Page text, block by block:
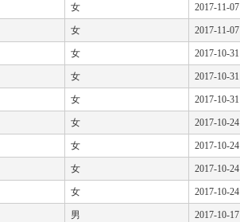
女 2017-11-07
女 2017-11-07
女 2017-10-31
女 2017-10-31
女 2017-10-31
女 2017-10-24
女 2017-10-24
女 2017-10-24
女 2017-10-24
男 2017-10-17